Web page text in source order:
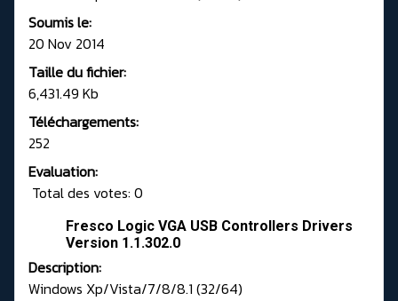
Soumis le:
20 Nov 2014
Taille du fichier:
6,431.49 Kb
Téléchargements:
252
Evaluation:
Total des votes: 0
Fresco Logic VGA USB Controllers Drivers
Version 1.1.302.0
Description:
Windows Xp/Vista/7/8/8.1 (32/64)